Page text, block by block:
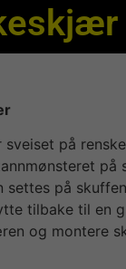
sveiset på
på
settes på
tilbake til en
og montere